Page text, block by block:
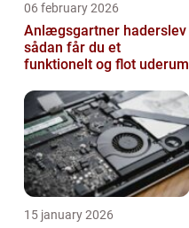
06 february 2026
Anlægsgartner haderslev
sådan får du et
funktionelt og flot uderum
15 january 2026